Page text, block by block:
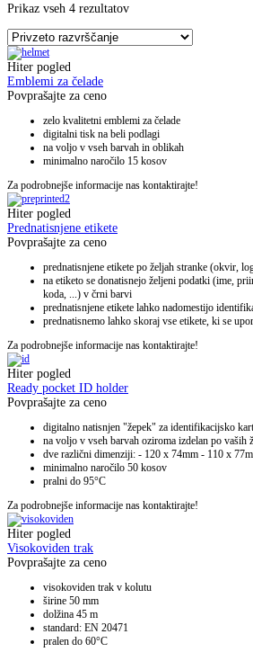
Prikaz vseh 4 rezultatov
Hiter pogled
Emblemi za čelade
Povprašajte za ceno
zelo kvalitetni emblemi za čelade
digitalni tisk na beli podlagi
na voljo v vseh barvah in oblikah
minimalno naročilo 15 kosov
Za podrobnejše informacije nas kontaktirajte!
Hiter pogled
Prednatisnjene etikete
Povprašajte za ceno
prednatisnjene etikete po željah stranke (okvir,
na etiketo se donatisnejo željeni podatki (ime,
koda, ...) v črni barvi
prednatisnjene etikete lahko nadomestijo
prednatisnemo lahko skoraj vse etikete, ki se
Za podrobnejše informacije nas kontaktirajte!
Hiter pogled
Ready pocket ID holder
Povprašajte za ceno
digitalno natisnjen "žepek" za identifikacijsko
na voljo v vseh barvah oziroma izdelan po vaših
dve različni dimenziji: - 120 x 74mm - 110 x
minimalno naročilo 50 kosov
pralni do 95°C
Za podrobnejše informacije nas kontaktirajte!
Hiter pogled
Visokoviden trak
Povprašajte za ceno
visokoviden trak v kolutu
širine 50 mm
dolžina 45 m
standard: EN 20471
pralen do 60°C